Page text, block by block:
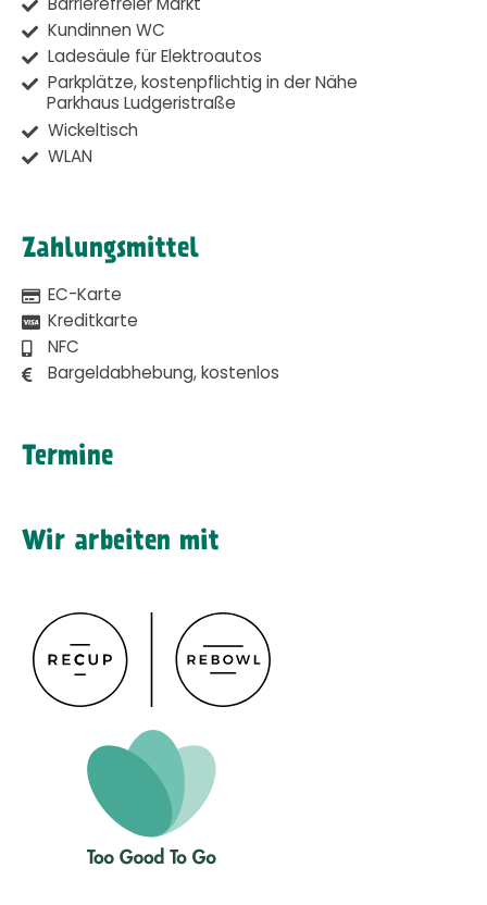
Barrierefreier Markt
Kundinnen WC
Ladesäule für Elektroautos
Parkplätze, kostenpflichtig in der Nähe
Parkhaus Ludgeristraße
Wickeltisch
WLAN
Zahlungsmittel
EC-Karte
Kreditkarte
NFC
Bargeldabhebung, kostenlos
Termine
Wir arbeiten mit